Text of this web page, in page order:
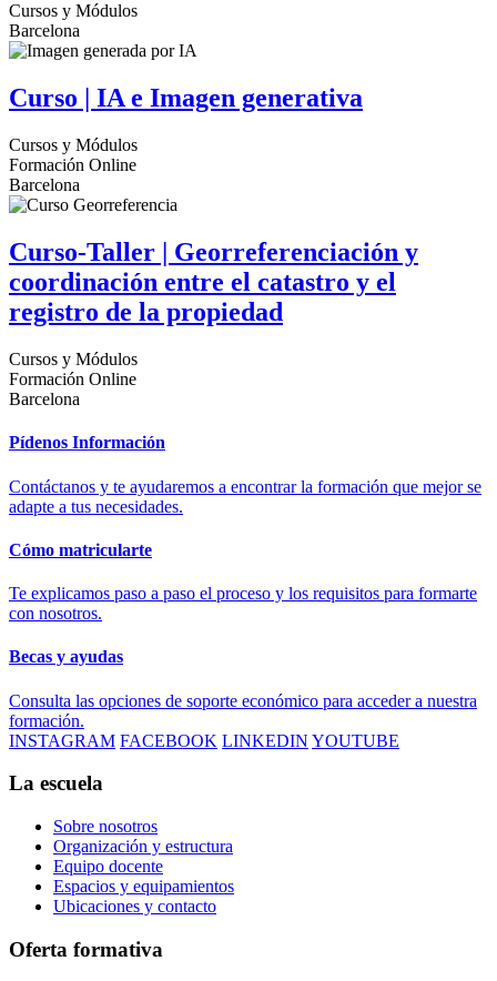
Cursos y Módulos
Barcelona
Curso | IA e Imagen generativa
Cursos y Módulos
Formación Online
Barcelona
Curso-Taller | Georreferenciación y
coordinación entre el catastro y el
registro de la propiedad
Cursos y Módulos
Formación Online
Barcelona
Pídenos Información
Contáctanos y te ayudaremos a encontrar la formación que mejor se
adapte a tus necesidades.
Cómo matricularte
Te explicamos paso a paso el proceso y los requisitos para formarte
con nosotros.
Becas y ayudas
Consulta las opciones de soporte económico para acceder a nuestra
formación.
INSTAGRAM FACEBOOK LINKEDIN YOUTUBE
La escuela
Sobre nosotros
Organización y estructura
Equipo docente
Espacios y equipamientos
Ubicaciones y contacto
Oferta formativa